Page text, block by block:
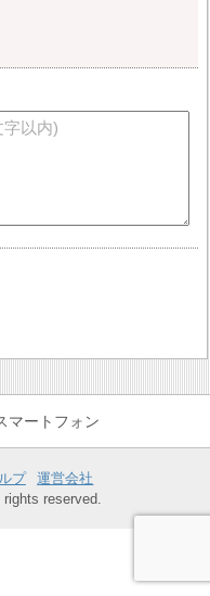
マートフォン
プ
運営会社
reserved.